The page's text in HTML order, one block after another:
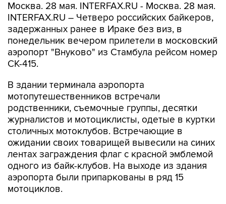
Москва. 28 мая. INTERFAX.RU - Москва. 28 мая.
INTERFAX.RU – Четверо российских байкеров,
задержанных ранее в Ираке без виз, в
понедельник вечером прилетели в московский
аэропорт "Внуково" из Стамбула рейсом номер
СК-415.
В здании терминала аэропорта
мотопутешественников встречали
родственники, съемочные группы, десятки
журналистов и мотоциклисты, одетые в куртки
столичных мотоклубов. Встречающие в
ожидании своих товарищей вывесили на синих
лентах заграждения флаг с красной эмблемой
одного из байк-клубов. На выходе из здания
аэропорта были припаркованы в ряд 15
мотоциклов.